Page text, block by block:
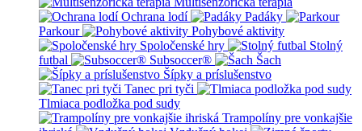
Ochrana lodí
Padáky
Parkour
Pohybové aktivity
Spoločenské hry
Stolný
futbal
Subsoccer®
Šach
Šípky a príslušenstvo
Tanec pri tyči
Tlmiaca podložka pod sudy
Trampolíny pre vonkajšie